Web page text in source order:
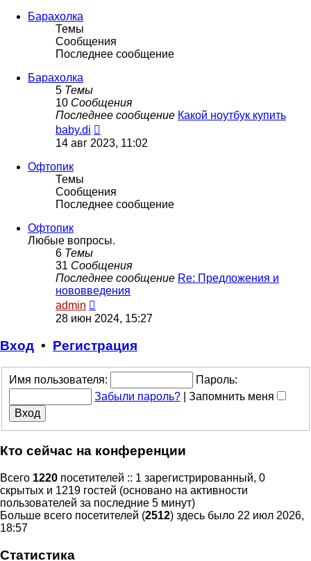
Барахолка
Темы
Сообщения
Последнее сообщение
Барахолка
5 Темы
10 Сообщения
Последнее сообщение Какой ноутбук купить
baby.di
к
14 авг 2023, 11:02
Офтопик
Темы
Сообщения
Последнее сообщение
Офтопик
Любые вопросы.
6 Темы
31 Сообщения
Последнее сообщение Re: Предложения и
нововведения
admin
к
сообщению
28 июн 2024, 15:27
Вход • Регистрация
Имя пользователя:
Пароль:
Забыли пароль?
Запомнить меня
Кто сейчас на конференции
Всего 1220 посетителей :: 1 зарегистрированный, 0
скрытых и 1219 гостей (основано на активности
пользователей за последние 5 минут)
Больше всего посетителей (2512) здесь было 22 июл 2026,
18:57
Статистика